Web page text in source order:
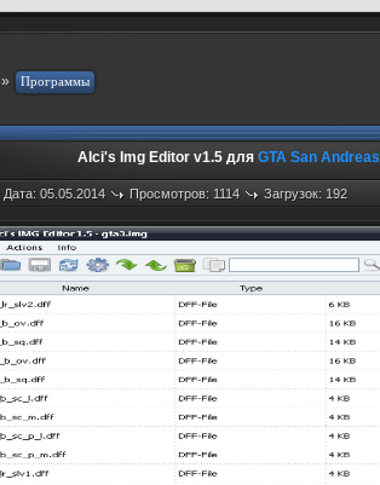
»
Alci's Img Editor v1.5 для GTA San Andreas
Дата: 05.05.2014 Просмотров: 1114 Загрузок: 192